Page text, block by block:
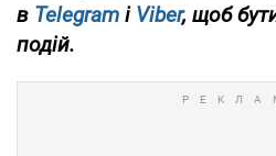
в Telegram і Viber, щоб
подій.